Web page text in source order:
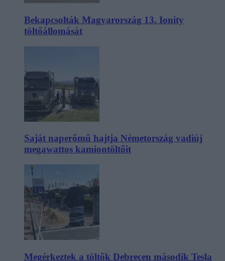
Bekapcsolták Magyarország 13. Ionity
töltőállomását
Saját naperőmű hajtja Németország vadiúj
megawattos kamiontöltőit
Megérkeztek a töltők Debrecen második Tesla